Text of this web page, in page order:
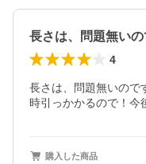
4
長さは、問題無いので
時引っかかるので！今
購入した商品